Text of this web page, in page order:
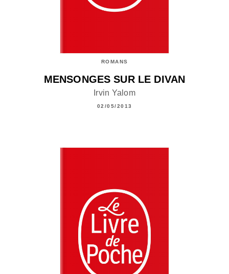
ROMANS
MENSONGES SUR LE DIVAN
Irvin Yalom
02/05/2013